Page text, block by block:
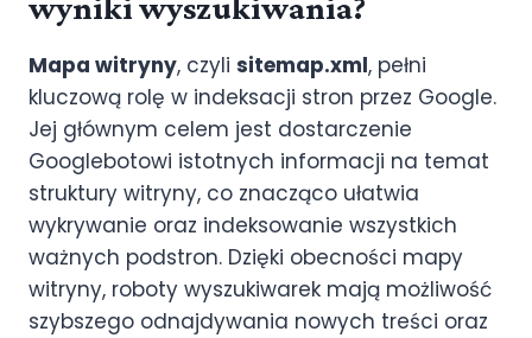
wyniki wyszukiwania?
Mapa witryny, czyli sitemap.xml, pełni
kluczową rolę w indeksacji stron przez Google.
Jej głównym celem jest dostarczenie
Googlebotowi istotnych informacji na temat
struktury witryny, co znacząco ułatwia
wykrywanie oraz indeksowanie wszystkich
ważnych podstron. Dzięki obecności mapy
witryny, roboty wyszukiwarek mają możliwość
szybszego odnajdywania nowych treści oraz